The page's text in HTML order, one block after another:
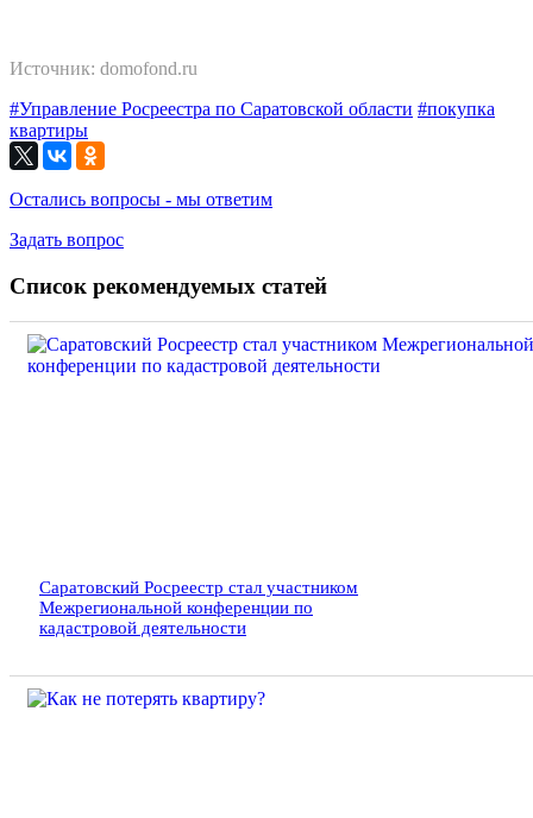
Источник: domofond.ru
#Управление Росреестра по Саратовской области #покупка
квартиры
Остались вопросы - мы ответим
Задать вопрос
Список рекомендуемых статей
Саратовский Росреестр стал участником
Межрегиональной конференции по
кадастровой деятельности